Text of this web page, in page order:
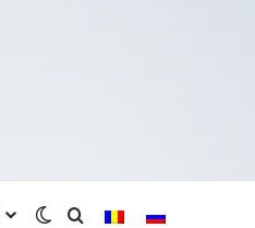
Switch skin
Search for